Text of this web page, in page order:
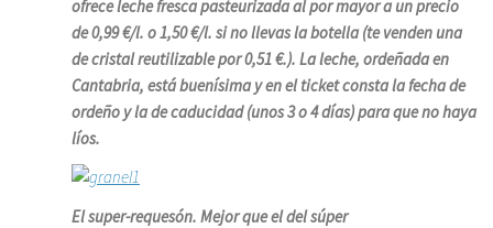
ofrece leche fresca pasteurizada al por mayor a un precio
de 0,99 €/l. o 1,50 €/l. si no llevas la botella (te venden una
de cristal reutilizable por 0,51 €.). La leche, ordeñada en
Cantabria, está buenísima y en el ticket consta la fecha de
ordeño y la de caducidad (unos 3 o 4 días) para que no haya
líos.
El super-requesón. Mejor que el del súper